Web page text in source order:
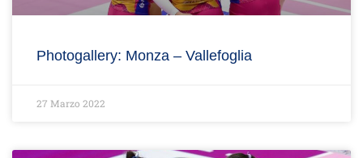
Photogallery: Monza – Vallefoglia
27 Marzo 2022